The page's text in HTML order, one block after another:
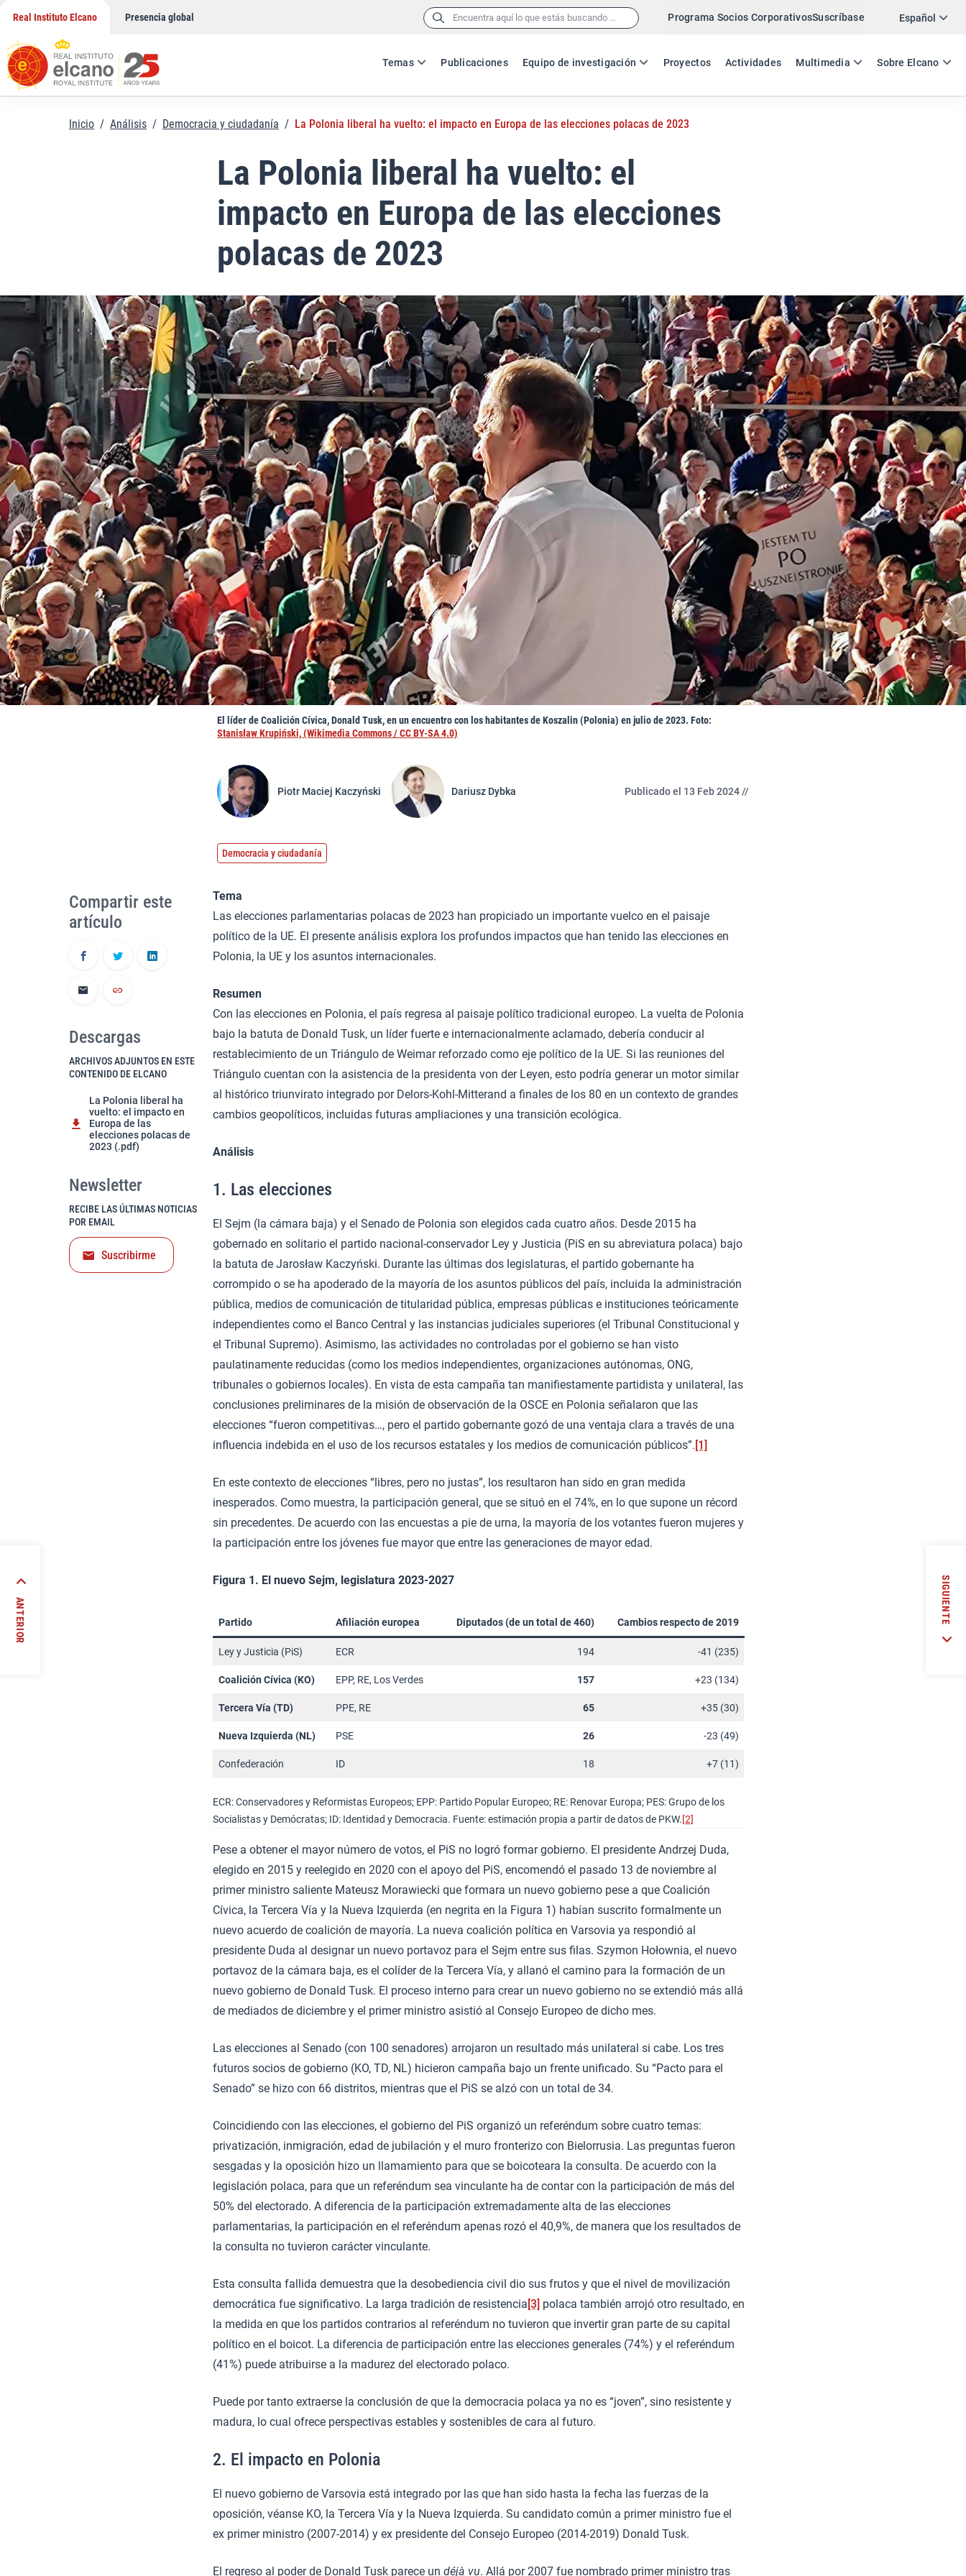
contenido
Real Instituto Elcano Presencia global Buscar: Programa Socios CorporativosSuscríbase Español
ES EN
Temas Publicaciones Equipo de investigación Proyectos Actividades Multimedia Sobre Elcano
Twitter
Inicio / Análisis / Democracia y ciudadanía / La Polonia liberal ha vuelto: el impacto en Europa de las elecciones polacas de 2023
La Polonia liberal ha vuelto: el
impacto en Europa de las elecciones
polacas de 2023
El líder de Coalición Cívica, Donald Tusk, en un encuentro con los habitantes de Koszalin (Polonia) en julio de 2023. Foto:
Stanisław Krupiński, (Wikimedia Commons / CC BY-SA 4.0)
Piotr Maciej Kaczyński Dariusz Dybka Publicado el 13 Feb 2024 //
Democracia y ciudadanía
Tema
Las elecciones parlamentarias polacas de 2023 han propiciado un importante vuelco en el paisaje
político de la UE. El presente análisis explora los profundos impactos que han tenido las elecciones en
Polonia, la UE y los asuntos internacionales.
Resumen
Con las elecciones en Polonia, el país regresa al paisaje político tradicional europeo. La vuelta de Polonia
bajo la batuta de Donald Tusk, un líder fuerte e internacionalmente aclamado, debería conducir al
restablecimiento de un Triángulo de Weimar reforzado como eje político de la UE. Si las reuniones del
Triángulo cuentan con la asistencia de la presidenta von der Leyen, esto podría generar un motor similar
al histórico triunvirato integrado por Delors-Kohl-Mitterand a finales de los 80 en un contexto de grandes
cambios geopolíticos, incluidas futuras ampliaciones y una transición ecológica.
Análisis
1. Las elecciones
El Sejm (la cámara baja) y el Senado de Polonia son elegidos cada cuatro años. Desde 2015 ha
gobernado en solitario el partido nacional-conservador Ley y Justicia (PiS en su abreviatura polaca) bajo
la batuta de Jarosław Kaczyński. Durante las últimas dos legislaturas, el partido gobernante ha
corrompido o se ha apoderado de la mayoría de los asuntos públicos del país, incluida la administración
pública, medios de comunicación de titularidad pública, empresas públicas e instituciones teóricamente
independientes como el Banco Central y las instancias judiciales superiores (el Tribunal Constitucional y
el Tribunal Supremo). Asimismo, las actividades no controladas por el gobierno se han visto
paulatinamente reducidas (como los medios independientes, organizaciones autónomas, ONG,
tribunales o gobiernos locales). En vista de esta campaña tan manifiestamente partidista y unilateral, las
conclusiones preliminares de la misión de observación de la OSCE en Polonia señalaron que las
elecciones “fueron competitivas…, pero el partido gobernante gozó de una ventaja clara a través de una
influencia indebida en el uso de los recursos estatales y los medios de comunicación públicos”. [1]
En este contexto de elecciones “libres, pero no justas”, los resultaron han sido en gran medida
inesperados. Como muestra, la participación general, que se situó en el 74%, en lo que supone un récord
sin precedentes. De acuerdo con las encuestas a pie de urna, la mayoría de los votantes fueron mujeres y
la participación entre los jóvenes fue mayor que entre las generaciones de mayor edad.
Figura 1. El nuevo Sejm, legislatura 2023-2027
Partido Afiliación europea Diputados (de un total de 460) Cambios respecto de 2019
Ley y Justicia (PiS) ECR 194 -41 (235)
Coalición Cívica (KO) EPP, RE, Los Verdes 157 +23 (134)
Tercera Vía (TD) PPE, RE 65 +35 (30)
Nueva Izquierda (NL) PSE 26 -23 (49)
Confederación ID 18 +7 (11)
ECR: Conservadores y Reformistas Europeos; EPP: Partido Popular Europeo; RE: Renovar Europa; PES: Grupo de los
Socialistas y Demócratas; ID: Identidad y Democracia. Fuente: estimación propia a partir de datos de PKW.[2]
Pese a obtener el mayor número de votos, el PiS no logró formar gobierno. El presidente Andrzej Duda,
elegido en 2015 y reelegido en 2020 con el apoyo del PiS, encomendó el pasado 13 de noviembre al
primer ministro saliente Mateusz Morawiecki que formara un nuevo gobierno pese a que Coalición
Cívica, la Tercera Vía y la Nueva Izquierda (en negrita en la Figura 1) habían suscrito formalmente un
nuevo acuerdo de coalición de mayoría. La nueva coalición política en Varsovia ya respondió al
presidente Duda al designar un nuevo portavoz para el Sejm entre sus filas. Szymon Hołownia, el nuevo
portavoz de la cámara baja, es el colíder de la Tercera Vía, y allanó el camino para la formación de un
nuevo gobierno de Donald Tusk. El proceso interno para crear un nuevo gobierno no se extendió más allá
de mediados de diciembre y el primer ministro asistió al Consejo Europeo de dicho mes.
Las elecciones al Senado (con 100 senadores) arrojaron un resultado más unilateral si cabe. Los tres
futuros socios de gobierno (KO, TD, NL) hicieron campaña bajo un frente unificado. Su “Pacto para el
Senado” se hizo con 66 distritos, mientras que el PiS se alzó con un total de 34.
Coincidiendo con las elecciones, el gobierno del PiS organizó un referéndum sobre cuatro temas:
privatización, inmigración, edad de jubilación y el muro fronterizo con Bielorrusia. Las preguntas fueron
sesgadas y la oposición hizo un llamamiento para que se boicoteara la consulta. De acuerdo con la
legislación polaca, para que un referéndum sea vinculante ha de contar con la participación de más del
50% del electorado. A diferencia de la participación extremadamente alta de las elecciones
parlamentarias, la participación en el referéndum apenas rozó el 40,9%, de manera que los resultados de
la consulta no tuvieron carácter vinculante.
Esta consulta fallida demuestra que la desobediencia civil dio sus frutos y que el nivel de movilización
democrática fue significativo. La larga tradición de resistencia [3] polaca también arrojó otro resultado, en
la medida en que los partidos contrarios al referéndum no tuvieron que invertir gran parte de su capital
político en el boicot. La diferencia de participación entre las elecciones generales (74%) y el referéndum
(41%) puede atribuirse a la madurez del electorado polaco.
Puede por tanto extraerse la conclusión de que la democracia polaca ya no es “joven”, sino resistente y
madura, lo cual ofrece perspectivas estables y sostenibles de cara al futuro.
2. El impacto en Polonia
El nuevo gobierno de Varsovia está integrado por las que han sido hasta la fecha las fuerzas de la
oposición, véanse KO, la Tercera Vía y la Nueva Izquierda. Su candidato común a primer ministro fue el
ex primer ministro (2007-2014) y ex presidente del Consejo Europeo (2014-2019) Donald Tusk.
El regreso al poder de Donald Tusk parece un déjà vu. Allá por 2007 fue nombrado primer ministro tras
Compartir este
artículo
Descargas
ARCHIVOS ADJUNTOS EN ESTE
CONTENIDO DE ELCANO
La Polonia liberal ha
vuelto: el impacto en
Europa de las
elecciones polacas de
2023 (.pdf)
Newsletter
RECIBE LAS ÚLTIMAS NOTICIAS
POR EMAIL
Suscribirme
ANTERIOR SIGUIENTE